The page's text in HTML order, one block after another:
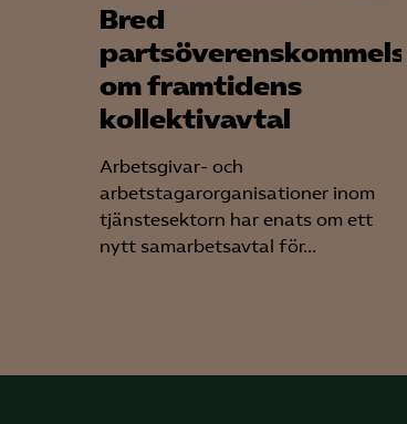
Bred
partsöverenskommelse
om framtidens
kollektivavtal
Arbetsgivar- och
arbetstagarorganisationer inom
tjänstesektorn har enats om ett
nytt samarbetsavtal för...